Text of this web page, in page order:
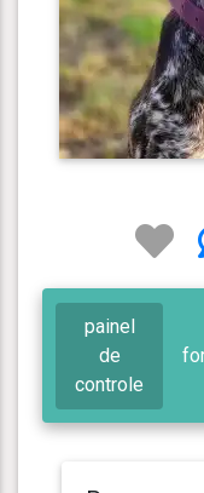
painel
de
controle